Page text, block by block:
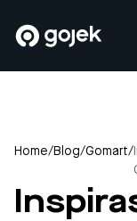
Home/Blog/Gomart/